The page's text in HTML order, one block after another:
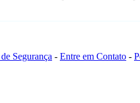
Segurança - Entre em Contato -